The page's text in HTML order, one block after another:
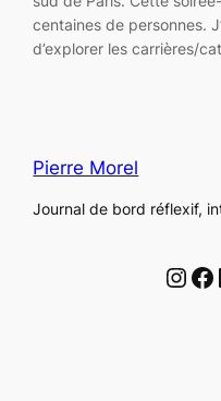
centaines de personnes.
d’explorer les carrières/
Pierre Morel
Journal de bord réflexif,
Instagram Facebook